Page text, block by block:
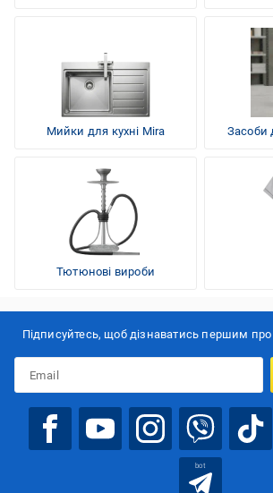
Мийки для кухні Mira Засоби
Тютюнові вироби
Підписуйтесь, щоб дізнаватись першим про
bot